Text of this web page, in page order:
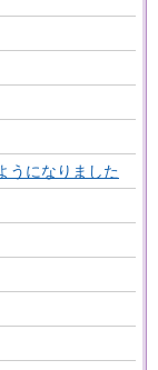
うになりました